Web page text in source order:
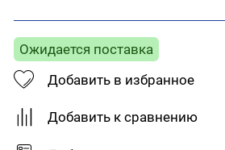
Ожидается поставка
Добавить в избранное
Добавить к сравнению